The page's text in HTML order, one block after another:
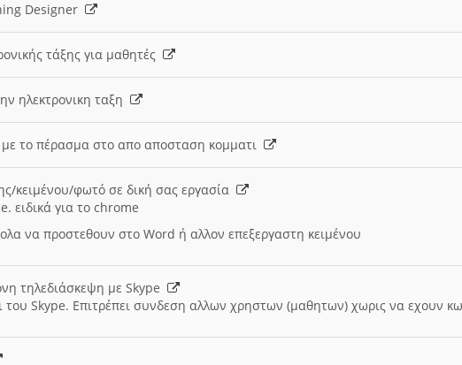
Designer
τάξης για μαθητές
ηλεκτρονικη ταξη
με το πέρασμα στο απο αποσταση κομματι
κειμένου/φωτό σε δική σας εργασία
ειδικά για το chrome
να προστεθουν στο Word ή αλλον επεξεργαστη κειμένου
τηλεδιάσκεψη με Skype
του Skype. Επιτρέπει συνδεση αλλων χρηστων (μαθητων) χωρις να εχουν